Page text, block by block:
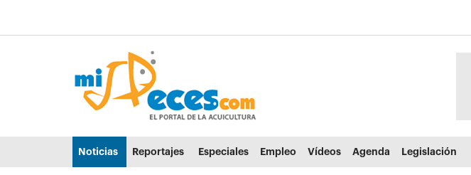
Ir al menú principal (alt + u)
Noticias Reportajes Especiales Empleo Vídeos Agenda Legislación